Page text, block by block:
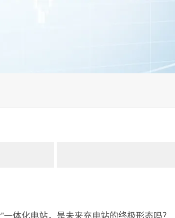
一体化电站，是未来充电站的终极形态吗？